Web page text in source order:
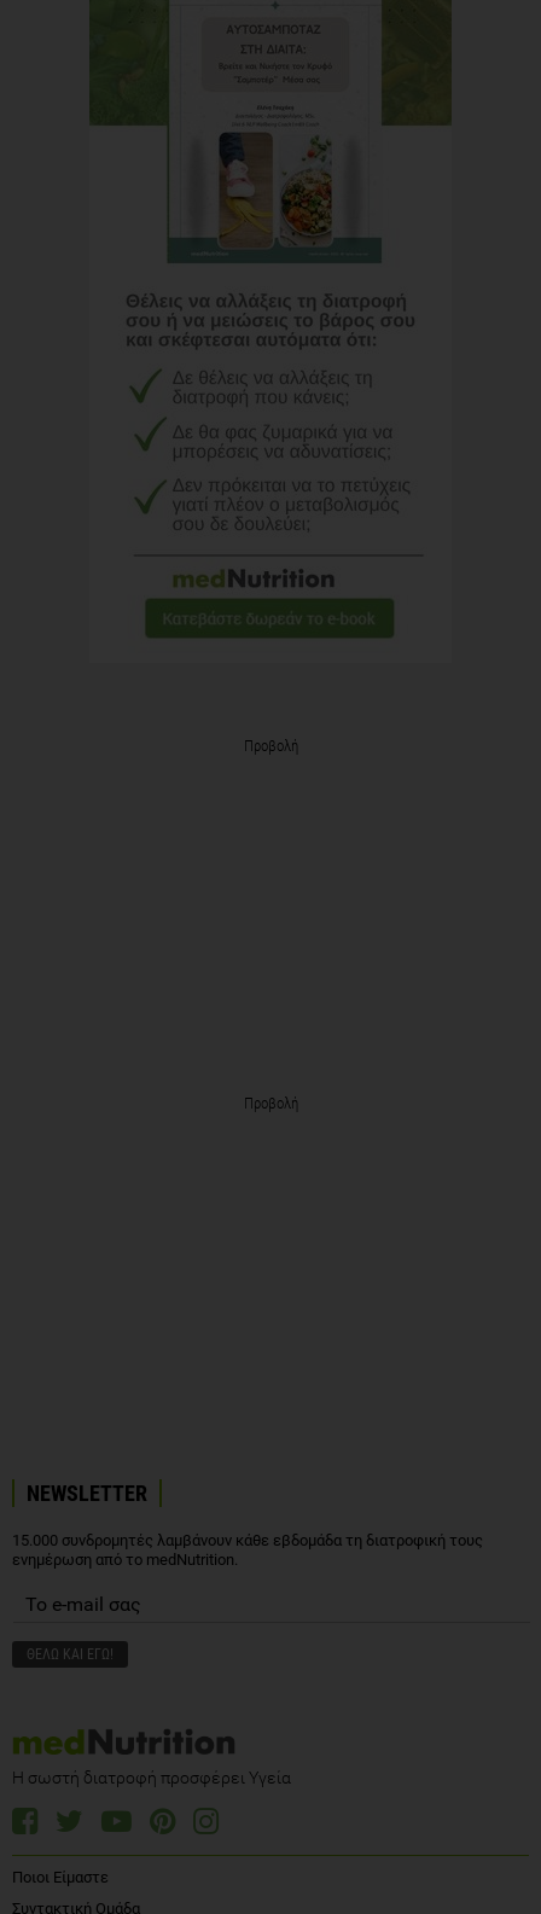
Προβολή
Προβολή
NEWSLETTER
15.000 συνδρομητές λαμβάνουν κάθε εβδομάδα τη διατροφική τους
ενημέρωση από το medNutrition.
Η σωστή διατροφή προσφέρει Υγεία
Ποιοι Είμαστε
Συντακτική Ομάδα